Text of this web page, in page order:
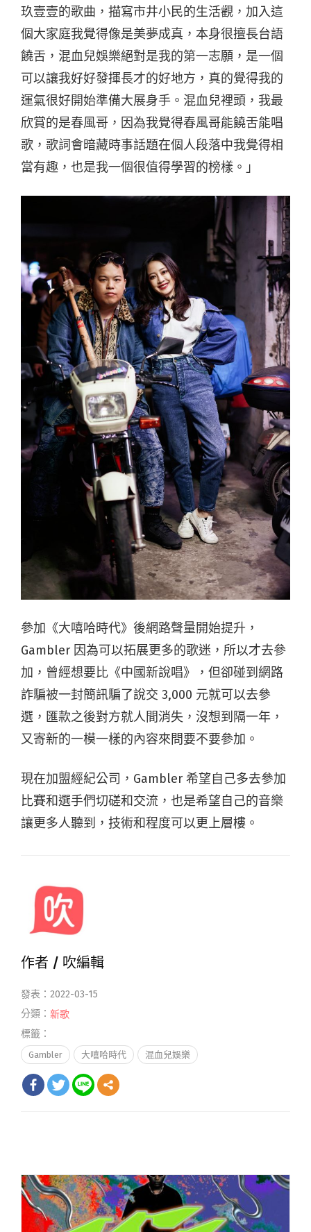
玖壹壹的歌曲，描寫市井小民的生活觀，加入這
個大家庭我覺得像是美夢成真，本身很擅長台語
饒舌，混血兒娛樂絕對是我的第一志願，是一個
可以讓我好好發揮長才的好地方，真的覺得我的
運氣很好開始準備大展身手。混血兒裡頭，我最
欣賞的是春風哥，因為我覺得春風哥能饒舌能唱
歌，歌詞會暗藏時事話題在個人段落中我覺得相
當有趣，也是我一個很值得學習的榜樣。」
參加《大嘻哈時代》後網路聲量開始提升，
Gambler 因為可以拓展更多的歌迷，所以才去參
加，曾經想要比《中國新說唱》，但卻碰到網路
詐騙被一封簡訊騙了說交 3,000 元就可以去參
選，匯款之後對方就人間消失，沒想到隔一年，
又寄新的一模一樣的內容來問要不要參加。
現在加盟經紀公司，Gambler 希望自己多去參加
比賽和選手們切磋和交流，也是希望自己的音樂
讓更多人聽到，技術和程度可以更上層樓。
作者 / 吹編輯
發表：2022-03-15
分類： 新歌
標籤：
Gambler 大嘻哈時代 混血兒娛樂